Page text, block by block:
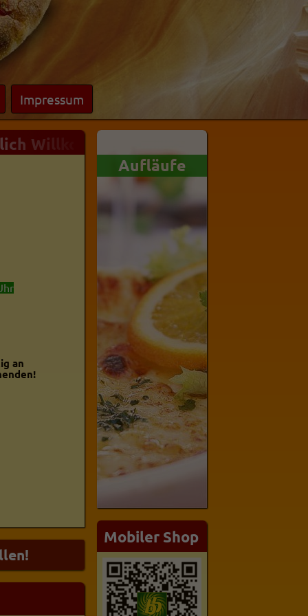
Impressum
Aufläufe
Mobiler Shop
Willkommen in unserem
an